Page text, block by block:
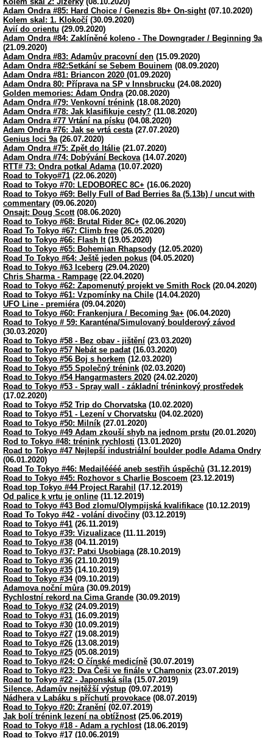
Adam Ondra #85: Hard Choice / Genezis 8b+ On-sight(07.10.2020)
Kolem skal: 1. Klokočí (30.09.2020)
Avií do orientu (29.09.2020)
Adam Ondra #84: Zaklíněné koleno - The Downgrader / Beginning 9a
(21.09.2020)
Adam Ondra #83: Adamův pracovní den (15.09.2020)
Adam Ondra #82:Setkání se Sebem Bouinem (08.09.2020)
Adam Ondra #81: Briancon 2020 (01.09.2020)
Adam Ondra 80: Příprava na SP v Innsbrucku (24.08.2020)
Golden memories: Adam Ondra (20.08.2020)
Adam Ondra #79: Venkovní trénink (18.08.2020)
Adam Ondra #78: Jak klasifikuje cesty? (11.08.2020)
Adam Ondra #77 Vrtání na písku (04.08.2020)
Adam Ondra #76: Jak se vrtá cesta (27.07.2020)
Genius loci 9a (26.07.2020)
Adam Ondra #75: Zpět do Itálie (21.07.2020)
Adam Ondra #74: Dobývání Beckova (14.07.2020)
RTT# 73: Ondra potkal Adama (10.07.2020)
Road to Tokyo#71 (22.06.2020)
Road to Tokyo #70: LEDOBOREC 8C+ (16.06.2020)
Road to Tokyo #69: Belly Full of Bad Berries 8a (5.13b) / uncut with
commentary (09.06.2020)
Onsajt: Doug Scott(08.06.2020)
Road to Tokyo #68: Brutal Rider 8C+ (02.06.2020)
Road To Tokyo #67: Climb free (26.05.2020)
Road to Tokyo #66: Flash It(19.05.2020)
Road to Tokyo #65: Bohemian Rhapsody (12.05.2020)
Road To Tokyo #64: Ještě jeden pokus (04.05.2020)
Road to Tokyo #63 Iceberg (29.04.2020)
Chris Sharma - Rampage (22.04.2020)
Road to Tokyo #62: Zapomenutý projekt ve Smith Rock (20.04.2020)
Road to Tokyo #61: Vzpomínky na Chile (14.04.2020)
UFO Line - premiéra (09.04.2020)
Road to Tokyo #60: Frankenjura / Becoming 9a+ (06.04.2020)
Road to Tokyo # 59: Karanténa/Simulovaný boulderový závod
(30.03.2020)
Road to Tokyo #58 - Bez obav - jištění (23.03.2020)
Road to Tokyo #57 Nebát se padat(16.03.2020)
Road to Tokyo #56 Boj s horkem (12.03.2020)
Road to Tokyo #55 Společný trénink (02.03.2020)
Road to Tokyo #54 Hangarmasters 2020 (24.02.2020)
Road to Tokyo #53 - Spray wall - základní tréninkový prostředek
(17.02.2020)
Road to Tokyo #52 Trip do Chorvatska (10.02.2020)
Road to Tokyo #51 - Lezení v Chorvatsku (04.02.2020)
Road to Tokyo #50: Milník (27.01.2020)
Road to Tokyo #49 Adam zkouší shyb na jednom prstu (20.01.2020)
Rod to Tokyo #48: trénink rychlosti (13.01.2020)
Road to Tokyo #47 Nejlepší industriální boulder podle Adama Ondry
(06.01.2020)
Road To Tokyo #46: Medailéééé aneb sestřih úspěchů (31.12.2019)
Road to Tokyo #45: Rozhovor s Charlie Boscoem (23.12.2019)
Road top Tokyo #44 Project Rarahil (17.12.2019)
Od palice k vrtu je online (11.12.2019)
Road to Tokyo #43 Bod zlomu/Olympijská kvalifikace (10.12.2019)
Road To Tokyo #42 - volání divočiny (03.12.2019)
Road to Tokyo #41 (26.11.2019)
Road to Tokyo #39: Vizualizace (11.11.2019)
Road to Tokyo #38 (04.11.2019)
Road to Tokyo #37: Patxi Usobiaga (28.10.2019)
Road to Tokyo #36 (21.10.2019)
Road to Tokyo #35 (14.10.2019)
Road to Tokyo #34(09.10.2019)
Adamova noční můra (30.09.2019)
Rychlostní rekord na Cima Grande (30.09.2019)
Road to Tokyo #32 (24.09.2019)
Road to Tokyo #31 (16.09.2019)
Road to Tokyo #30 (10.09.2019)
Road to Tokyo #27 (19.08.2019)
Road to Tokyo #26 (13.08.2019)
Road to Tokyo #25 (05.08.2019)
Road to Tokyo #24: O čínské medicíně (30.07.2019)
Road to Tokyo #23: Dva Češi ve finále v Chamonix (23.07.2019)
Road to Tokyo #22 - Japonská síla (15.07.2019)
Silence, Adamův nejtěžší výstup (09.07.2019)
Nádhera v Labáku s příchutí provokace (08.07.2019)
Road to Tokyo #20: Zranění (02.07.2019)
Jak bolí trénink lezení na obtížnost(25.06.2019)
Road to Tokyo #18 - Adam a rychlost(18.06.2019)
Road to Tokyo #17 (10.06.2019)